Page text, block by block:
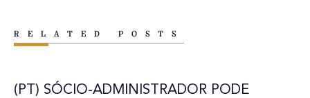
RELATED POSTS
(PT) SÓCIO-ADMINISTRADOR PODE